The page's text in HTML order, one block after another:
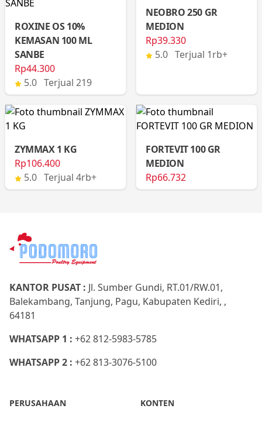
ROXINE OS 10%
KEMASAN 100 ML
SANBE
Rp44.300
5.0 Terjual 219
NEOBRO 250 GR
MEDION
Rp39.330
5.0 Terjual 1rb+
ZYMMAX 1 KG
Rp106.400
5.0 Terjual 4rb+
FORTEVIT 100 GR
MEDION
Rp66.732
KANTOR PUSAT : Jl. Sumber Gundi, RT.01/RW.01,
Balekambang, Tanjung, Pagu, Kabupaten Kediri, ,
64181
WHATSAPP 1 : +62 812-5983-5785
WHATSAPP 2 : +62 813-3076-5100
PERUSAHAAN KONTEN